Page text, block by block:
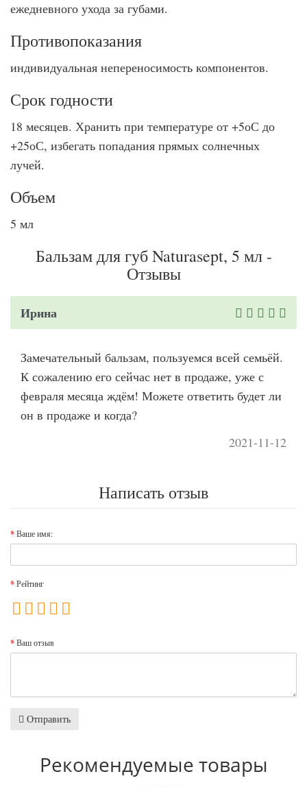
ежедневного ухода за губами.
Противопоказания
индивидуальная непереносимость компонентов.
Срок годности
18 месяцев. Хранить при температуре от +5оС до
+25оС, избегать попадания прямых солнечных
лучей.
Объем
5 мл
Бальзам для губ Naturasept, 5 мл -
Отзывы
Ирина
Замечательный бальзам, пользуемся всей семьёй.
К сожалению его сейчас нет в продаже, уже с
февраля месяца ждём! Можете ответить будет ли
он в продаже и когда?
2021-11-12
Написать отзыв
Ваше имя:
Рейтинг
Ваш отзыв
Отправить
Рекомендуемые товары